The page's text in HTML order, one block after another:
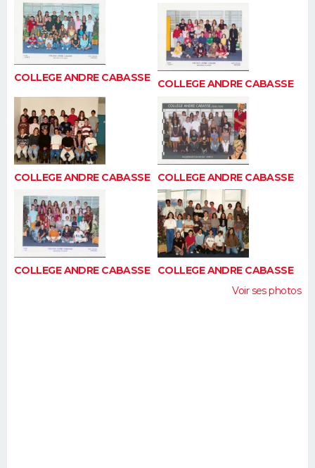
FORUM
Bricolage
Lifestyle
Culture
Sport
Auto
Television
Voyage
Cinema
COLLEGE ANDRE CABASSE COLLEGE ANDRE CABASSE
COLLEGE ANDRE CABASSE COLLEGE ANDRE CABASSE
COLLEGE ANDRE CABASSE
COLLEGE ANDRE CABASSE
Voir ses photos